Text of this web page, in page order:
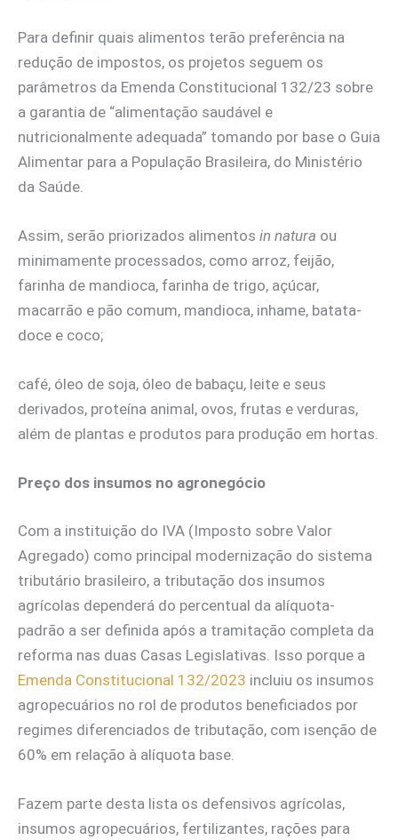
Para definir quais alimentos terão preferência na
redução de impostos, os projetos seguem os
parâmetros da Emenda Constitucional 132/23 sobre
a garantia de “alimentação saudável e
nutricionalmente adequada” tomando por base o Guia
Alimentar para a População Brasileira, do Ministério
da Saúde.
Assim, serão priorizados alimentos in natura ou
minimamente processados, como arroz, feijão,
farinha de mandioca, farinha de trigo, açúcar,
macarrão e pão comum, mandioca, inhame, batata-
doce e coco;
café, óleo de soja, óleo de babaçu, leite e seus
derivados, proteína animal, ovos, frutas e verduras,
além de plantas e produtos para produção em hortas.
Preço dos insumos no agronegócio
Com a instituição do IVA (Imposto sobre Valor
Agregado) como principal modernização do sistema
tributário brasileiro, a tributação dos insumos
agrícolas dependerá do percentual da alíquota-
padrão a ser definida após a tramitação completa da
reforma nas duas Casas Legislativas. Isso porque a
Emenda Constitucional 132/2023 incluiu os insumos
agropecuários no rol de produtos beneficiados por
regimes diferenciados de tributação, com isenção de
60% em relação à alíquota base.
Fazem parte desta lista os defensivos agrícolas,
insumos agropecuários, fertilizantes, rações para